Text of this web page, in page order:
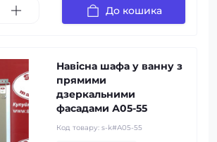
До кошика
Навісна шафа у ванну з
прямими
дзеркальними
фасадами А05-55
Код товару: s-k#А05-55